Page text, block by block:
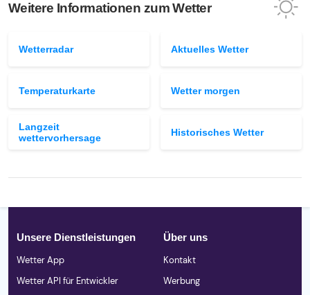
Weitere Informationen zum Wetter
Wetterradar
Temperaturkarte
Langzeit
wettervorhersage
Aktuelles Wetter
Wetter morgen
Historisches Wetter
Unsere Dienstleistungen
Wetter App
Wetter API für Entwickler
Über uns
Kontakt
Werbung